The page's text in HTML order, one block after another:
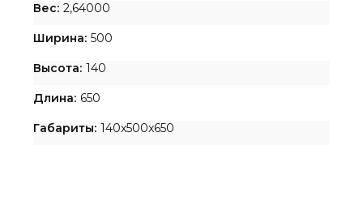
Вес: 2,64000
Ширина: 500
Высота: 140
Длина: 650
Габариты: 140x500x650